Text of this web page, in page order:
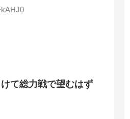
て総力戦で望むはず